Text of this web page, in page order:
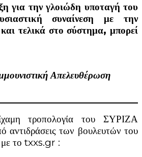
για την γλοιώδη υποταγή του
συναίνεση με την
τελικά στο σύστημα, μπορεί
Απελευθέρωση
τροπολογία του ΣΥΡΙΖΑ
αντιδράσεις των βουλευτών του
το txxs.gr :